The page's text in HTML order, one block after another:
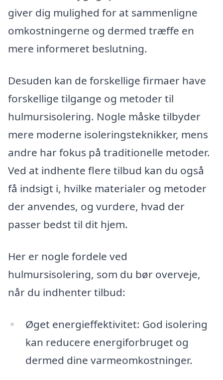
giver dig mulighed for at sammenligne
omkostningerne og dermed træffe en
mere informeret beslutning.
Desuden kan de forskellige firmaer have
forskellige tilgange og metoder til
hulmursisolering. Nogle måske tilbyder
mere moderne isoleringsteknikker, mens
andre har fokus på traditionelle metoder.
Ved at indhente flere tilbud kan du også
få indsigt i, hvilke materialer og metoder
der anvendes, og vurdere, hvad der
passer bedst til dit hjem.
Her er nogle fordele ved
hulmursisolering, som du bør overveje,
når du indhenter tilbud:
Øget energieffektivitet: God isolering
kan reducere energiforbruget og
dermed dine varmeomkostninger.